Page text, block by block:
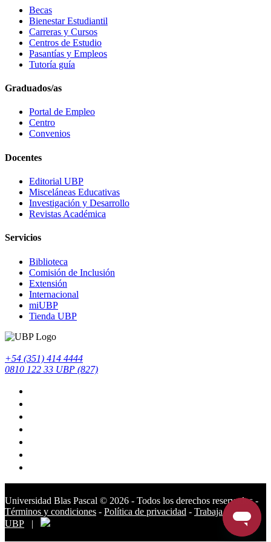
Becas
Bienestar Estudiantil
Carreras y Cursos
Centros de Estudio
Pasantías y Empleos
Tutoría guía
Graduados/as
Portal de Empleo
Centro
Convenios
Docentes
Editorial UBP
Misceláneas Educativas
Investigación y Desarrollo
Revistas Académica
Servicios
Biblioteca
Comisión de Inclusión
Extensión
Internacional
miUBP
Tienda UBP
+54 (351) 414 4444
0810 122 33 UBP (827)
Universidad Blas Pascal ©️ 2026 - Todos los derechos reservados -
Términos y condiciones - Política de privacidad - Trabaja en la
UBP |